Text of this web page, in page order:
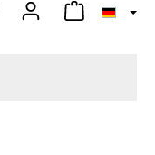
Warenkorb